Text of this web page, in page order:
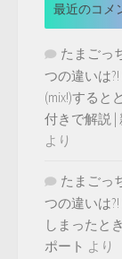
最近のコメ
たまごっ
つの違いは?!
(mix!)すると
付きで解説 |
より
たまごっ
つの違いは?!
しまったと
ポート より